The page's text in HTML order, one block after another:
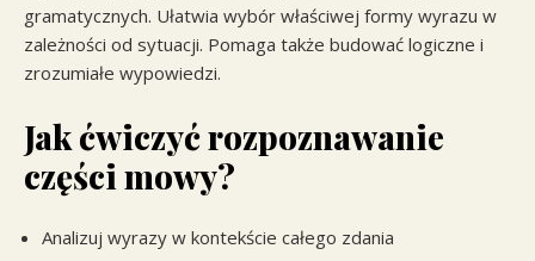
gramatycznych. Ułatwia wybór właściwej formy wyrazu w
zależności od sytuacji. Pomaga także budować logiczne i
zrozumiałe wypowiedzi.
Jak ćwiczyć rozpoznawanie
części mowy?
Analizuj wyrazy w kontekście całego zdania